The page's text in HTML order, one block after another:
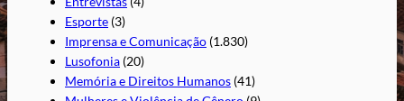
Esporte (3)
Imprensa e Comunicação (1.830)
Lusofonia (20)
Memória e Direitos Humanos (41)